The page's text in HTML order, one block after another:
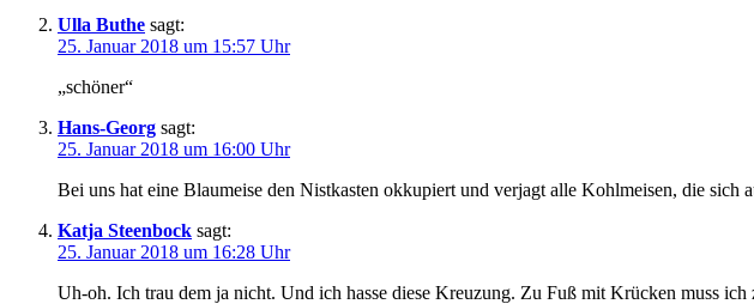
Ulla Buthe sagt:
25. Januar 2018 um 15:57 Uhr
„schöner“
Hans-Georg sagt:
25. Januar 2018 um 16:00 Uhr
Bei uns hat eine Blaumeise den Nistkasten okkupiert und verjagt alle Kohlmeisen, die
Katja Steenbock sagt:
25. Januar 2018 um 16:28 Uhr
Uh-oh. Ich trau dem ja nicht. Und ich hasse diese Kreuzung. Zu Fuß mit Krücken muss ich